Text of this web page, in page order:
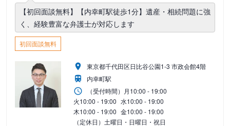
【初回面談無料】【内幸町駅徒歩1分】遺産・相続問題に強
く、経験豊富な弁護士が対応します
初回面談無料
東京都千代田区日比谷公園1-3 市政会館4階
内幸町駅
（受付時間） 月10:00 - 19:00
火10:00 - 19:00 水10:00 - 19:00
木10:00 - 19:00 金10:00 - 19:00
（定休日）土曜日・日曜日・祝日